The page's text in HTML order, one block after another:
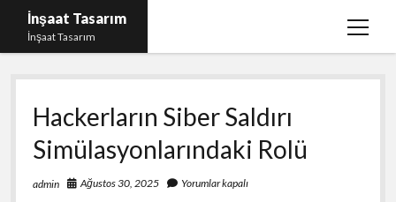
İnşaat Tasarım
İnşaat Tasarım
menüyü
Instagram Gizli Hesap Bakma
Instagram Türk Takipçi Yükleme Ücretsiz
Liste
Sayfa Listesi
Hackerların Siber Saldırı
Simülasyonlarındaki Rolü
admin Ağustos 30, 2025 Yorumlar kapalı